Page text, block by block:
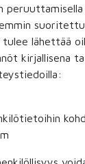
lähettää
kirjallisena